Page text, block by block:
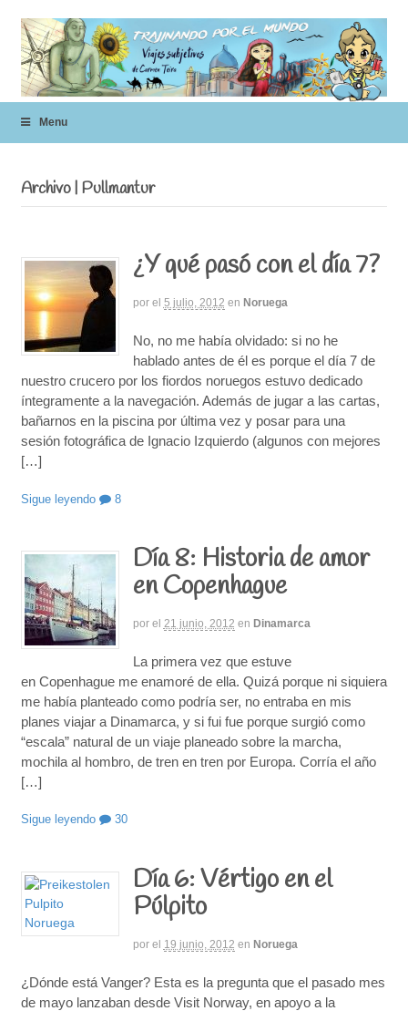
Menu
Archivo | Pullmantur
¿Y qué pasó con el día 7?
por el 5 julio, 2012 en Noruega
No, no me había olvidado: si no he
hablado antes de él es porque el día 7 de
nuestro crucero por los fiordos noruegos estuvo dedicado
íntegramente a la navegación. Además de jugar a las cartas,
bañarnos en la piscina por última vez y posar para una
sesión fotográfica de Ignacio Izquierdo (algunos con mejores
[…]
Sigue leyendo 8
Día 8: Historia de amor
en Copenhague
por el 21 junio, 2012 en Dinamarca
La primera vez que estuve
en Copenhague me enamoré de ella. Quizá porque ni siquiera
me había planteado como podría ser, no entraba en mis
planes viajar a Dinamarca, y si fui fue porque surgió como
“escala” natural de un viaje planeado sobre la marcha,
mochila al hombro, de tren en tren por Europa. Corría el año
[…]
Sigue leyendo 30
Día 6: Vértigo en el
Púlpito
por el 19 junio, 2012 en Noruega
¿Dónde está Vanger? Esta es la pregunta que el pasado mes
de mayo lanzaban desde Visit Norway, en apoyo a la